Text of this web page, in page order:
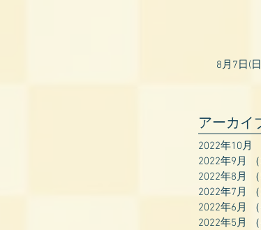
8月7日(
アーカイ
2022年10月
2022年9月
2022年8月
2022年7月
2022年6月
2022年5月